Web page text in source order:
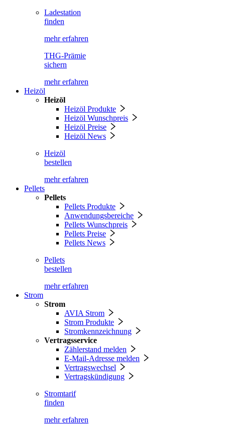
Ladestation
finden
mehr erfahren
THG-Prämie
sichern
mehr erfahren
Heizöl
Heizöl
Heizöl Produkte
Heizöl Wunschpreis
Heizöl Preise
Heizöl News
Heizöl
bestellen
mehr erfahren
Pellets
Pellets
Pellets Produkte
Anwendungsbereiche
Pellets Wunschpreis
Pellets Preise
Pellets News
Pellets
bestellen
mehr erfahren
Strom
Strom
AVIA Strom
Strom Produkte
Stromkennzeichnung
Vertragsservice
Zählerstand melden
E-Mail-Adresse melden
Vertragswechsel
Vertragskündigung
Stromtarif
finden
mehr erfahren